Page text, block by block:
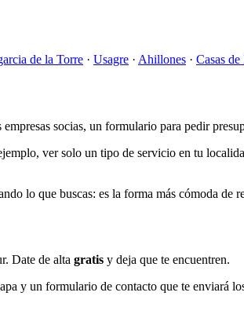
de la Torre · Usagre · Ahillones · Casas de
socias, un formulario para pedir
ver solo un tipo de servicio en tu
lo que buscas: es la forma más cómoda de
Date de alta gratis y deja que te encuentren.
y un formulario de contacto que te enviará